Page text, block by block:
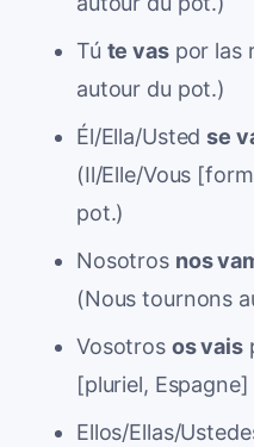
Tú te vaspor las
autour du pot.)
Él/Ella/Ustedse
(Il/Elle/Vous
pot.)
Nosotros nos
(Nous tournons
Vosotros os vais
[pluriel,
Ellos/Ellas/